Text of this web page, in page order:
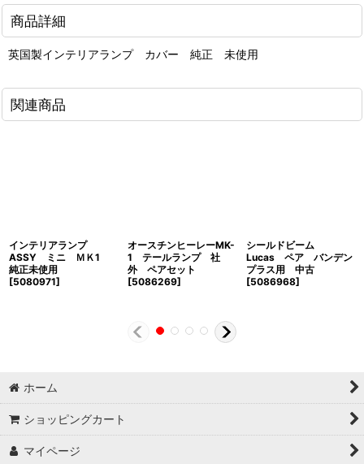
商品詳細
英国製インテリアランプ カバー 純正 未使用
関連商品
インテリアランプ
ASSY ミニ ＭＫ1
純正未使用
[5080971]
オースチンヒーレーMK-
1 テールランプ 社
外 ペアセット
[5086269]
シールドビーム
Lucas ペア バンデン
プラス用 中古
[5086968]
ホーム
ショッピングカート
マイページ